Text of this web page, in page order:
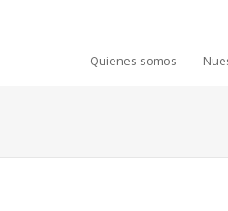
Quienes somos